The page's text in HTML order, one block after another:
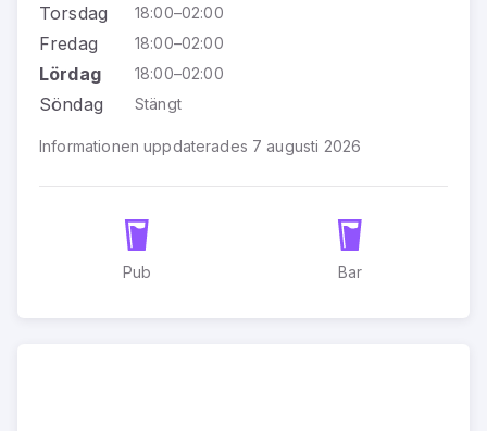
Torsdag 18:00–02:00
Fredag 18:00–02:00
Lördag 18:00–02:00
Söndag Stängt
Informationen uppdaterades 7 augusti 2026
Pub Bar